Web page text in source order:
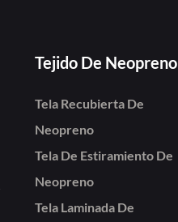
Tejido De Neopreno
Tela Recubierta De
Neopreno
Tela De Estiramiento De
Neopreno
Tela Laminada De